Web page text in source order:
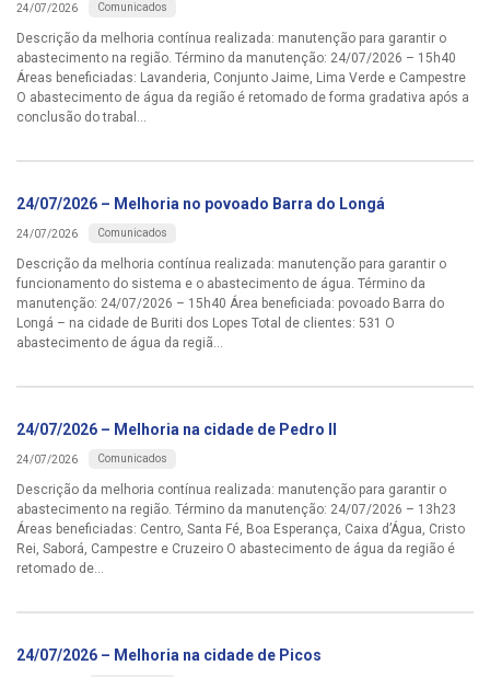
24/07/2026 Comunicados
Descrição da melhoria contínua realizada: manutenção para garantir o
abastecimento na região. Término da manutenção: 24/07/2026 – 15h40
Áreas beneficiadas: Lavanderia, Conjunto Jaime, Lima Verde e Campestre
O abastecimento de água da região é retomado de forma gradativa após a
conclusão do trabal...
24/07/2026 – Melhoria no povoado Barra do Longá
24/07/2026 Comunicados
Descrição da melhoria contínua realizada: manutenção para garantir o
funcionamento do sistema e o abastecimento de água. Término da
manutenção: 24/07/2026 – 15h40 Área beneficiada: povoado Barra do
Longá – na cidade de Buriti dos Lopes Total de clientes: 531 O
abastecimento de água da regiã...
24/07/2026 – Melhoria na cidade de Pedro II
24/07/2026 Comunicados
Descrição da melhoria contínua realizada: manutenção para garantir o
abastecimento na região. Término da manutenção: 24/07/2026 – 13h23
Áreas beneficiadas: Centro, Santa Fé, Boa Esperança, Caixa d’Água, Cristo
Rei, Saborá, Campestre e Cruzeiro O abastecimento de água da região é
retomado de...
24/07/2026 – Melhoria na cidade de Picos